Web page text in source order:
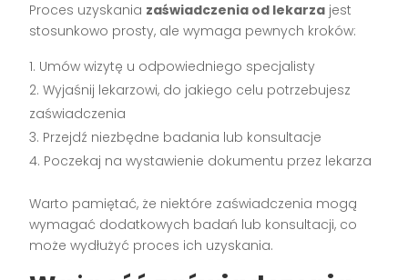
Proces uzyskania zaświadczenia od lekarza jest
stosunkowo prosty, ale wymaga pewnych kroków:
Umów wizytę u odpowiedniego specjalisty
Wyjaśnij lekarzowi, do jakiego celu potrzebujesz
zaświadczenia
Przejdź niezbędne badania lub konsultacje
Poczekaj na wystawienie dokumentu przez lekarza
Warto pamiętać, że niektóre zaświadczenia mogą
wymagać dodatkowych badań lub konsultacji, co
może wydłużyć proces ich uzyskania.